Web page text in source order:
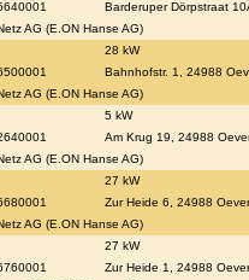
Barderuper Dörpstraat
AG (E.ON Hanse AG)
28 kW
Bahnhofstr. 1, 24988
AG (E.ON Hanse AG)
5 kW
Am Krug 19, 24988
AG (E.ON Hanse AG)
27 kW
Zur Heide 6, 24988
AG (E.ON Hanse AG)
27 kW
Zur Heide 1, 24988